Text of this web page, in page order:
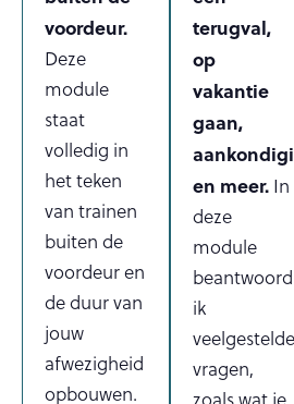
voordeur.
Deze
module
staat
volledig in
het teken
van trainen
buiten de
voordeur en
de duur van
jouw
afwezigheid
opbouwen.
terugval,
op
vakantie
gaan,
en meer. In
deze
module
beantwoord
ik
veelgestelde
vragen,